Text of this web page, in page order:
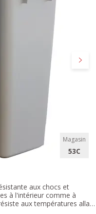
Magasin
53C
aux chocs et
à l'intérieur comme à
aux températures allant